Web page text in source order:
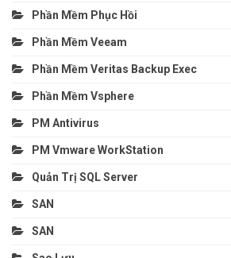
Phần Mềm Phục Hồi
Phần Mềm Veeam
Phần Mềm Veritas Backup Exec
Phần Mềm Vsphere
PM Antivirus
PM Vmware WorkStation
Quản Trị SQL Server
SAN
SAN